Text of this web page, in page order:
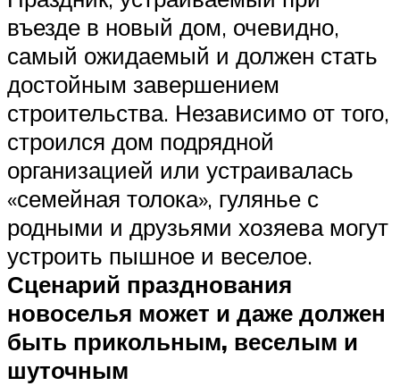
въезде в новый дом, очевидно,
самый ожидаемый и должен стать
достойным завершением
строительства. Независимо от того,
строился дом подрядной
организацией или устраивалась
«семейная толока», гулянье с
родными и друзьями хозяева могут
устроить пышное и веселое.
Сценарий празднования
новоселья может и даже должен
быть прикольным, веселым и
шуточным